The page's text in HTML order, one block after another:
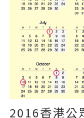
2016香港公